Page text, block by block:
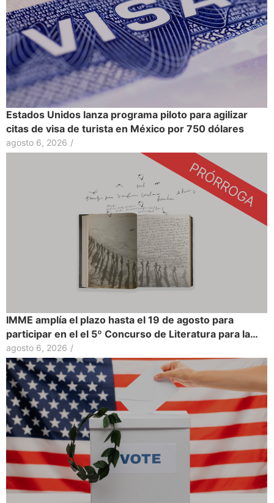
Estados Unidos lanza programa piloto para agilizar
citas de visa de turista en México por 750 dólares
agosto 6, 2026 /
IMME amplía el plazo hasta el 19 de agosto para
participar en el el 5º Concurso de Literatura para la…
agosto 6, 2026 /